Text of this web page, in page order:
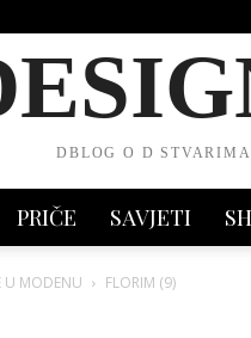
DBLOG O D
PRIČE SAVJETI
U MODENU FLORIM (9)